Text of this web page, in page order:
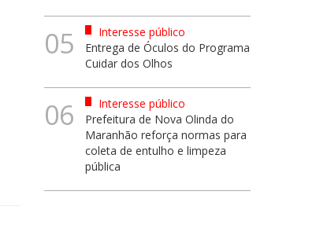
05
Interesse público
Entrega de Óculos do Programa
Cuidar dos Olhos
06
Interesse público
Prefeitura de Nova Olinda do
Maranhão reforça normas para
coleta de entulho e limpeza
pública